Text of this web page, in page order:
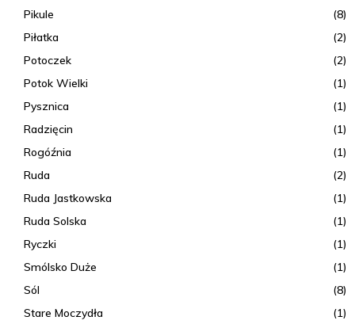
Pikule
(8)
Piłatka
(2)
Potoczek
(2)
Potok Wielki
(1)
Pysznica
(1)
Radzięcin
(1)
Rogóźnia
(1)
Ruda
(2)
Ruda Jastkowska
(1)
Ruda Solska
(1)
Ryczki
(1)
Smólsko Duże
(1)
Sól
(8)
Stare Moczydła
(1)